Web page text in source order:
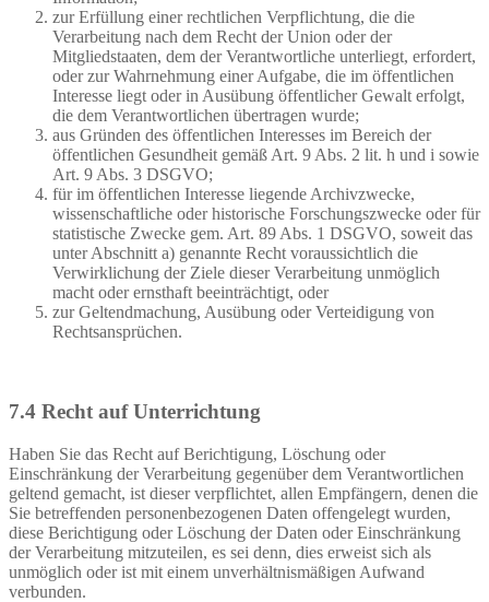
zur Erfüllung einer rechtlichen Verpflichtung, die die
Verarbeitung nach dem Recht der Union oder der
Mitgliedstaaten, dem der Verantwortliche unterliegt, erfordert,
oder zur Wahrnehmung einer Aufgabe, die im öffentlichen
Interesse liegt oder in Ausübung öffentlicher Gewalt erfolgt,
die dem Verantwortlichen übertragen wurde;
aus Gründen des öffentlichen Interesses im Bereich der
öffentlichen Gesundheit gemäß Art. 9 Abs. 2 lit. h und i sowie
Art. 9 Abs. 3 DSGVO;
für im öffentlichen Interesse liegende Archivzwecke,
wissenschaftliche oder historische Forschungszwecke oder für
statistische Zwecke gem. Art. 89 Abs. 1 DSGVO, soweit das
unter Abschnitt a) genannte Recht voraussichtlich die
Verwirklichung der Ziele dieser Verarbeitung unmöglich
macht oder ernsthaft beeinträchtigt, oder
zur Geltendmachung, Ausübung oder Verteidigung von
Rechtsansprüchen.
7.4 Recht auf Unterrichtung
Haben Sie das Recht auf Berichtigung, Löschung oder
Einschränkung der Verarbeitung gegenüber dem Verantwortlichen
geltend gemacht, ist dieser verpflichtet, allen Empfängern, denen die
Sie betreffenden personenbezogenen Daten offengelegt wurden,
diese Berichtigung oder Löschung der Daten oder Einschränkung
der Verarbeitung mitzuteilen, es sei denn, dies erweist sich als
unmöglich oder ist mit einem unverhältnismäßigen Aufwand
verbunden.